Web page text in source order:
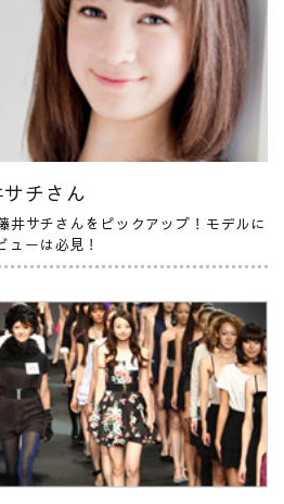
チさん
サチさんをピックアップ！モデルに
ューは必見！